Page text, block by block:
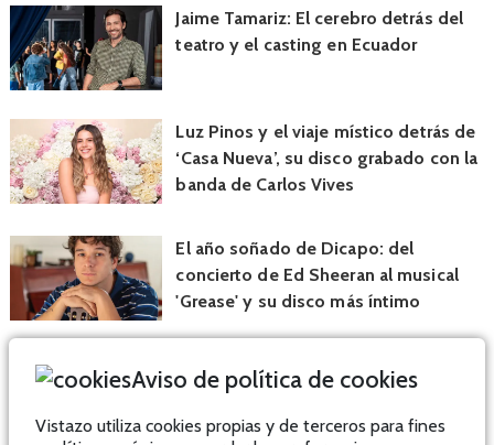
Jaime Tamariz: El cerebro detrás del
teatro y el casting en Ecuador
Luz Pinos y el viaje místico detrás de
‘Casa Nueva’, su disco grabado con la
banda de Carlos Vives
El año soñado de Dicapo: del
concierto de Ed Sheeran al musical
'Grease' y su disco más íntimo
Aviso de política de cookies
Vistazo utiliza cookies propias y de terceros para fines